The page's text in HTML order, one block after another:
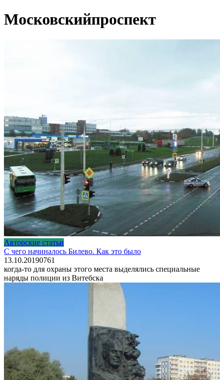
Московскийпроспект
Авторские статьи
С чего начиналось Билево. Как это было
13.10.20190761
когда-то для охраны этого места выделялись специальные
наряды полиции из Витебска